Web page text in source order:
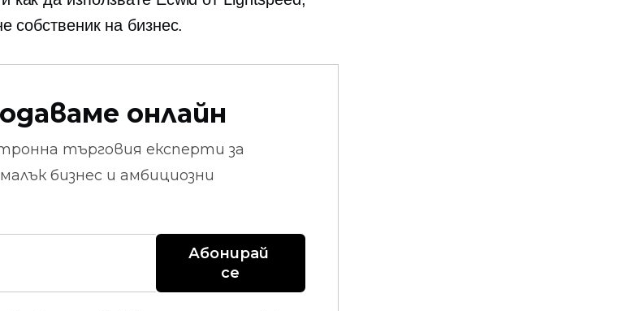
собственик на бизнес.
онлайн
търговия експерти за
бизнес и амбициозни
Абонирай
се